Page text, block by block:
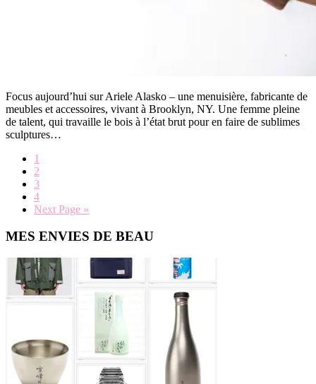
Focus aujourd’hui sur Ariele Alasko – une menuisière, fabricante de
meubles et accessoires, vivant à Brooklyn, NY. Une femme pleine
de talent, qui travaille le bois à l’état brut pour en faire de sublimes
sculptures…
Page
1
Page
2
Page
3
Page
4
Go
Next Page »
Primary
Sidebar
MES ENVIES DE BEAU